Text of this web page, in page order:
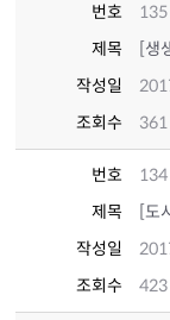
번호
135
제목
[생
작성일
조회수
361
번호
134
제목
[도
작성일
조회수
423